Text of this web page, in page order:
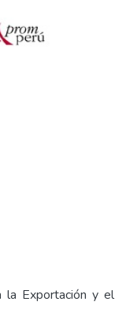
la Exportación y el